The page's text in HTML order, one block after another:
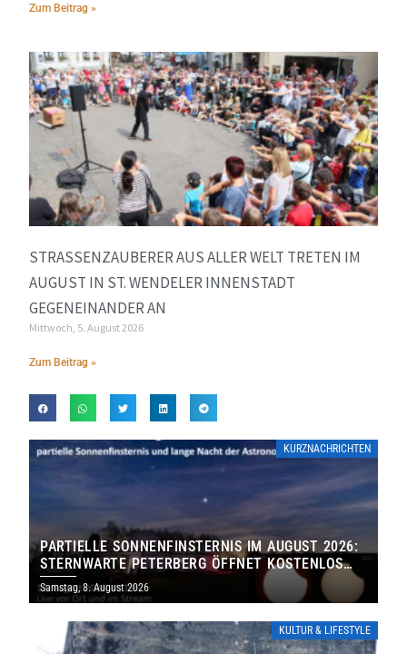
Zum Beitrag »
STRASSENZAUBERER AUS ALLER WELT TRETEN IM A
UGUST IN ST. WENDELER INNENSTADT G
EGENEINANDER AN
Mittwoch, 5. August 2026
Zum Beitrag »
KURZNACHRICHTEN
PARTIELLE SONNENFINSTERNIS IM AUGUST 2026:
STERNWARTE PETERBERG ÖFFNET KOSTENLOS
IHRE TORE
Samstag, 8. August 2026
KULTUR & LIFESTYLE